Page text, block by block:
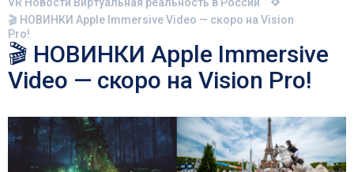
VR Новости Виртуальная реальность в России
🎬 НОВИНКИ Apple Immersive Video — скоро на Vision
Pro!
🎬 НОВИНКИ Apple Immersive
Video — скоро на Vision Pro!